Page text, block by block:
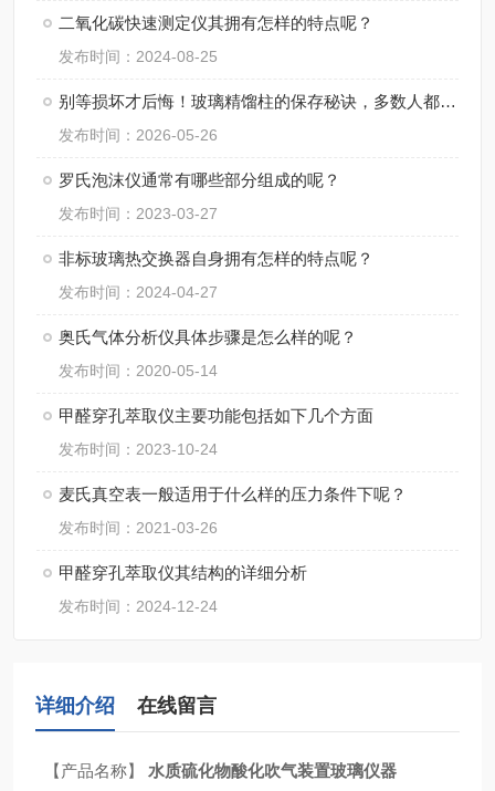
二氧化碳快速测定仪其拥有怎样的特点呢？
发布时间：2024-08-25
别等损坏才后悔！玻璃精馏柱的保存秘诀，多数人都忽略了
发布时间：2026-05-26
罗氏泡沫仪通常有哪些部分组成的呢？
发布时间：2023-03-27
非标玻璃热交换器自身拥有怎样的特点呢？
发布时间：2024-04-27
奥氏气体分析仪具体步骤是怎么样的呢？
发布时间：2020-05-14
甲醛穿孔萃取仪主要功能包括如下几个方面
发布时间：2023-10-24
麦氏真空表一般适用于什么样的压力条件下呢？
发布时间：2021-03-26
甲醛穿孔萃取仪其结构的详细分析
发布时间：2024-12-24
详细介绍 在线留言
【产品名称】 水质硫化物酸化吹气装置玻璃仪器